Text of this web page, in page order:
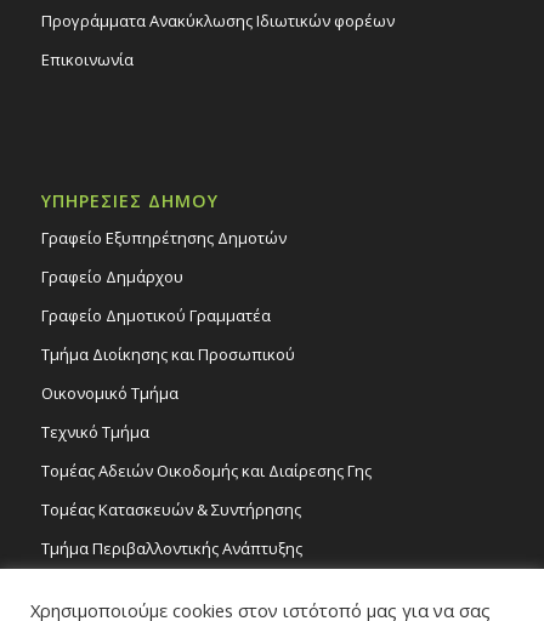
Προγράμματα Ανακύκλωσης Ιδιωτικών φορέων
Επικοινωνία
ΥΠΗΡΕΣΙΕΣ ΔΗΜΟΥ
Γραφείο Εξυπηρέτησης Δημοτών
Γραφείο Δημάρχου
Γραφείο Δημοτικού Γραμματέα
Τμήμα Διοίκησης και Προσωπικού
Οικονομικό Τμήμα
Τεχνικό Τμήμα
Τομέας Αδειών Οικοδομής και Διαίρεσης Γης
Τομέας Κατασκευών & Συντήρησης
Τμήμα Περιβαλλοντικής Ανάπτυξης
Χρησιμοποιούμε cookies στον ιστότοπό μας για να σας